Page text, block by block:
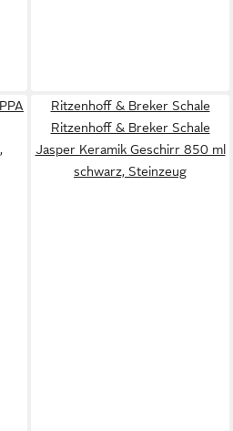
Ritzenhoff & Breker Schale
Ritzenhoff & Breker Schale
Jasper Keramik Geschirr 850 ml
schwarz, Steinzeug